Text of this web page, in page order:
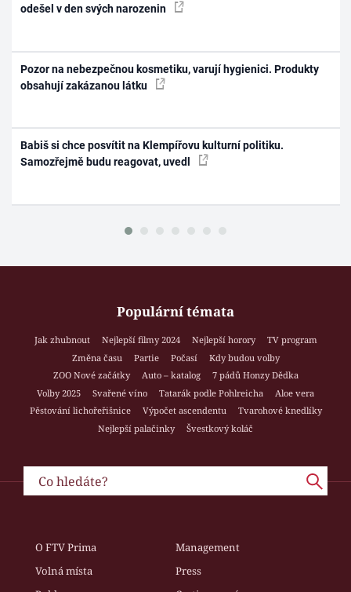
odešel v den svých narozenin
Pozor na nebezpečnou kosmetiku, varují hygienici. Produkty
obsahují zakázanou látku
Babiš si chce posvítit na Klempířovu kulturní politiku.
Samozřejmě budu reagovat, uvedl
Populární témata
Jak zhubnout Nejlepší filmy 2024 Nejlepší horory
TV program
Změna času
Partie Počasí
Kdy budou volby
ZOO Nové začátky
Auto – katalog
7 pádů Honzy Dědka
Volby 2025
Svařené víno Tatarák podle Pohlreicha
Aloe vera
Pěstování lichořeřišnice
Výpočet ascendentu
Tvarohové knedlíky
Nejlepší palačinky
Švestkový koláč
O FTV Prima
Management
Volná místa
Press